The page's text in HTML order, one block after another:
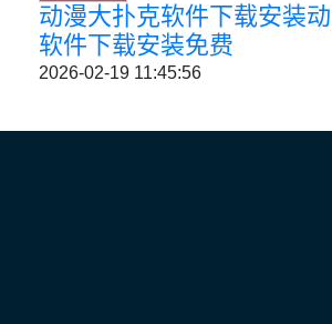
动漫大扑克软件下载安装
软件下载安装免费
2026-02-19 11:45:56